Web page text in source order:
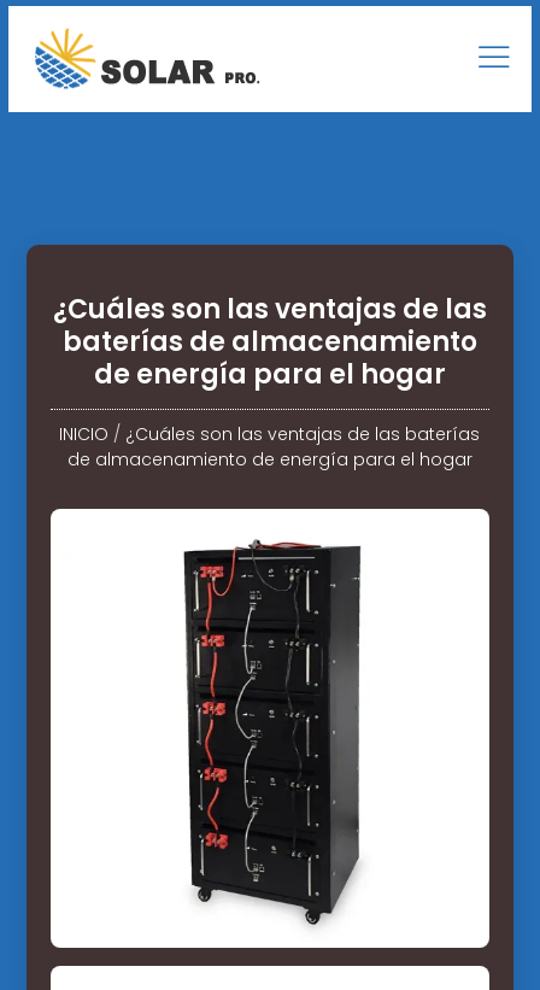
¿Cuáles son las ventajas de las
baterías de almacenamiento
de energía para el hogar
INICIO / ¿Cuáles son las ventajas de las baterías
de almacenamiento de energía para el hogar